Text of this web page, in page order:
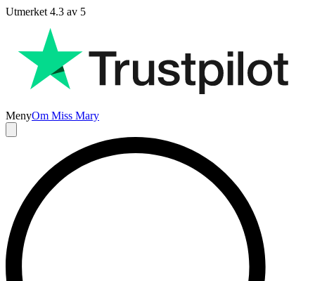
Utmerket 4.3 av 5
MenyOm Miss Mary